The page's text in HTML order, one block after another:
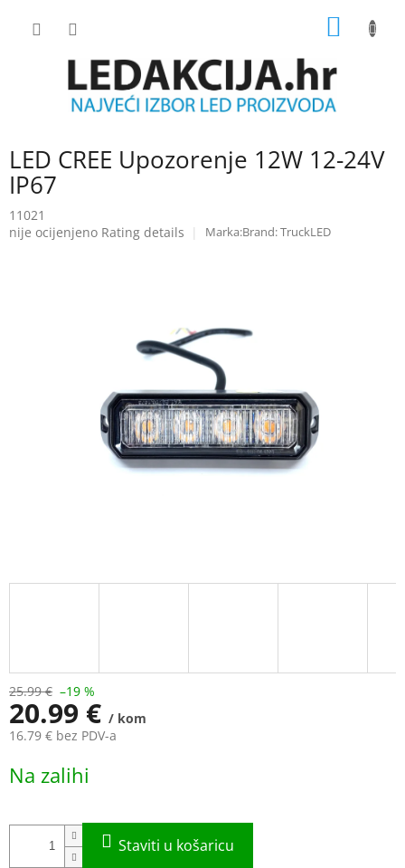
LED CREE Upozorenje 12W 12-24V
IP67
11021
The
nije ocijenjeno Rating details Brand:TruckLED
25.99 € –19 %
20.99 € / kom
16.79 € bez PDV-a
price:
Na zalihi